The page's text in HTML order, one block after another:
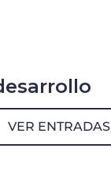
VER ENTRADAS